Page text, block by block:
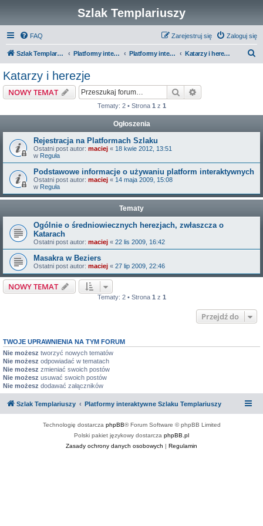
Szlak Templariuszy
FAQ Zaloguj się
Zarejestruj się
Szlak Templariuszy Platformy interaktywne Szlaku Templariuszy Platformy interaktywne - Średniowiecze Katarzy i herezje
Katarzy i herezje
NOWY TEMAT Szukaj
Tematy: 2 • Strona 1 z 1
Ogłoszenia
Rejestracja na Platformach Szlaku
Ostatni post autor: maciej « 18 kwie 2012, 13:51
w Reguła
Podstawowe informacje o używaniu platform interaktywnych
Ostatni post autor: maciej « 14 maja 2009, 15:08
w Reguła
Tematy
Ogólnie o średniowiecznych herezjach, zwłaszcza o
Katarach
Ostatni post autor: maciej « 22 lis 2009, 16:42
Masakra w Beziers
Ostatni post autor: maciej « 27 lip 2009, 22:46
NOWY TEMAT
Tematy: 2 • Strona 1 z 1
Przejdź do
TWOJE UPRAWNIENIA NA TYM FORUM
Nie możesz tworzyć nowych tematów
Nie możesz odpowiadać w tematach
Nie możesz zmieniać swoich postów
Nie możesz usuwać swoich postów
Nie możesz dodawać załączników
Szlak Templariuszy Platformy interaktywne Szlaku Templariuszy
Technologię dostarcza phpBB® Forum Software © phpBB Limited
Polski pakiet językowy dostarcza phpBB.pl
Zasady ochrony danych osobowych | Regulamin